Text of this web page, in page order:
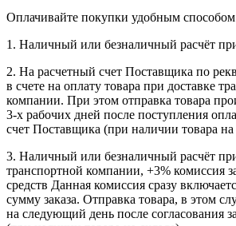
Оплачивайте покупки удобным
1. Наличный или безналичный расчёт
2. На расчетный счет Поставщика по
в счете на оплату товара при доставке
компании. При этом отправка товара
3-х рабочих дней после поступления
счет Поставщика (при наличии товара на
3. Наличный или безналичный расчёт
транспортной компании, +3% комиссия
средств Данная комиссия сразу
сумму заказа. Отправка товара, в этом
на следующий день после согласования